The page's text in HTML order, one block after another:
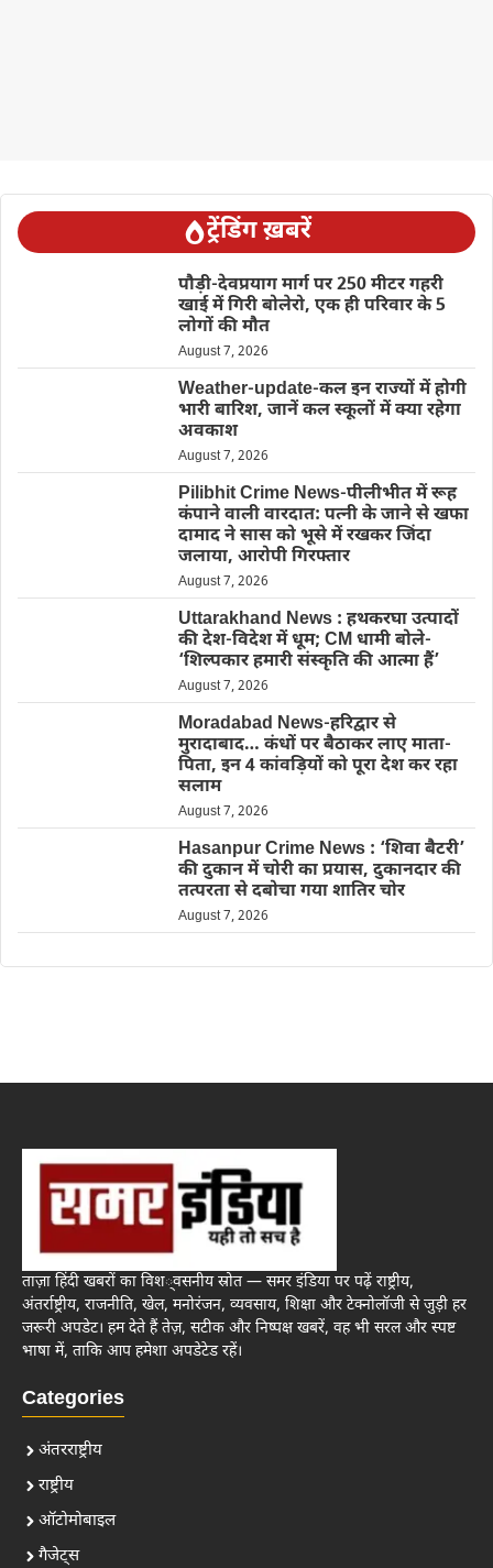
ट्रेंडिंग ख़बरें
पौड़ी-देवप्रयाग मार्ग पर 250 मीटर गहरी
खाई में गिरी बोलेरो, एक ही परिवार के 5
लोगों की मौत
August 7, 2026
Weather-update-कल इन राज्यों में होगी
भारी बारिश, जानें कल स्कूलों में क्या रहेगा
अवकाश
August 7, 2026
Pilibhit Crime News-पीलीभीत में रूह
कंपाने वाली वारदात: पत्नी के जाने से खफा
दामाद ने सास को भूसे में रखकर जिंदा
जलाया, आरोपी गिरफ्तार
August 7, 2026
Uttarakhand News : हथकरघा उत्पादों
की देश-विदेश में धूम; CM धामी बोले-
‘शिल्पकार हमारी संस्कृति की आत्मा हैं’
August 7, 2026
Moradabad News-हरिद्वार से
मुरादाबाद… कंधों पर बैठाकर लाए माता-
पिता, इन 4 कांवड़ियों को पूरा देश कर रहा
सलाम
August 7, 2026
Hasanpur Crime News : ‘शिवा बैटरी’
की दुकान में चोरी का प्रयास, दुकानदार की
तत्परता से दबोचा गया शातिर चोर
August 7, 2026
ताज़ा हिंदी खबरों का विश्वसनीय स्रोत — समर इंडिया पर पढ़ें राष्ट्रीय,
अंतर्राष्ट्रीय, राजनीति, खेल, मनोरंजन, व्यवसाय, शिक्षा और टेक्नोलॉजी से जुड़ी हर
जरूरी अपडेट। हम देते हैं तेज़, सटीक और निष्पक्ष खबरें, वह भी सरल और स्पष्ट
भाषा में, ताकि आप हमेशा अपडेटेड रहें।
Categories
अंतरराष्ट्रीय
राष्ट्रीय
ऑटोमोबाइल
गैजेट्स